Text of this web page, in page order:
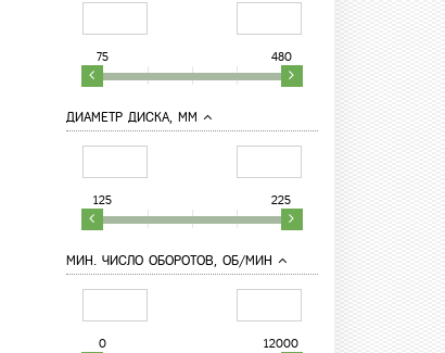
75 480
ДИАМЕТР ДИСКА, ММ
125 225
МИН. ЧИСЛО ОБОРОТОВ, ОБ/МИН
0 12000